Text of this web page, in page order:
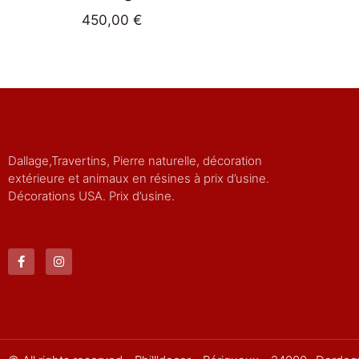
450,00 €
Dallage,Travertins, Pierre naturelle, décoration
extérieure et animaux en résines à prix d’usine.
Décorations USA. Prix d’usine.